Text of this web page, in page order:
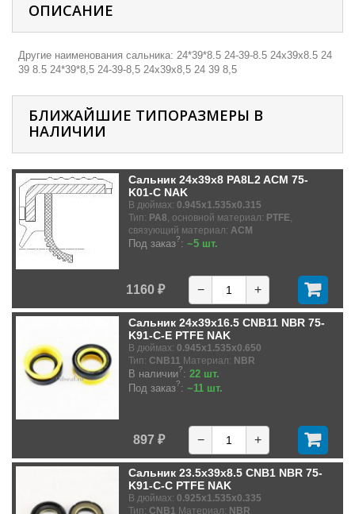
ОПИСАНИЕ
Другие наименования сальника: 24*39*8.5 24-39-8.5 24х39х8.5 24
39 8.5 24*39*8,5 24-39-8,5 24х39х8,5 24 39 8,5
БЛИЖАЙШИЕ ТИПОРАЗМЕРЫ В
НАЛИЧИИ
Сальник 24x39x8 PA8L2 ACM 75-
K01-C NAK
В дюймах: 0.945x1.535x0.315
Тип: PA8, основной материал: PTFE,
связующий материал: ACM
Под заказ?: ~5 шт.
1160 ₽ − +
Сальник 24x39x16.5 CNB11 NBR 75-
K91-C-E PTFE NAK
В дюймах: 0.945x1.535x0.650
Тип: CNB11 Материал: NBR
В наличии?: 22 шт.
Под заказ?: ~11 шт.
897 ₽ − +
Сальник 23.5x39x8.5 CNB1 NBR 75-
K91-C-C PTFE NAK
В дюймах: 0.925x1.535x0.335
Тип: CNB1 Материал: NBR